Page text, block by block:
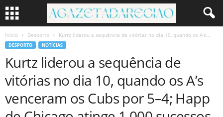
Início Desporto Kurtz liderou a sequência de vitórias no dia 10, quando os A’s...
DESPORTO NOTÍCIAS
Kurtz liderou a sequência de
vitórias no dia 10, quando os A’s
venceram os Cubs por 5–4; Happ